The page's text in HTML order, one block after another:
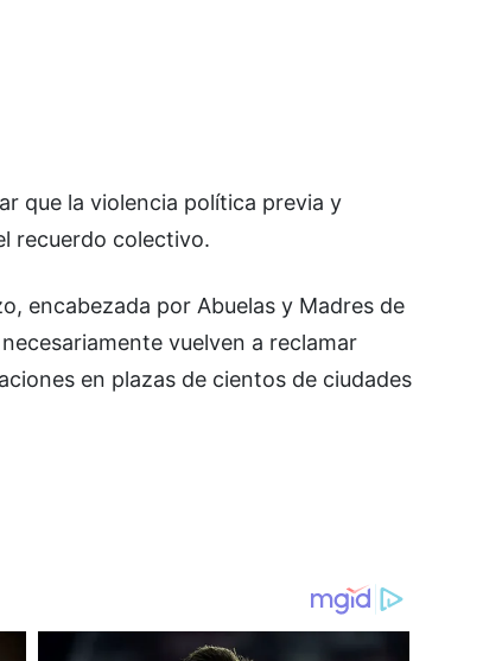
que la violencia política previa y
recuerdo colectivo.
encabezada por Abuelas y Madres de
vuelven a reclamar
en plazas de cientos de ciudades